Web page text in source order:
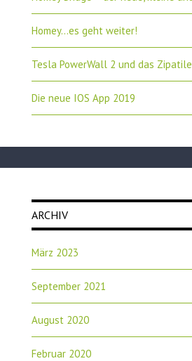
Homey…es geht weiter!
Tesla PowerWall 2 und das Zipatile
Die neue IOS App 2019
ARCHIV
März 2023
September 2021
August 2020
Februar 2020